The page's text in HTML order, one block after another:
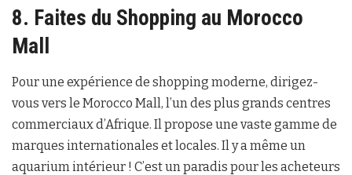
8. Faites du Shopping au Morocco
Mall
Pour une expérience de shopping moderne, dirigez-
vous vers le Morocco Mall, l’un des plus grands centres
commerciaux d’Afrique. Il propose une vaste gamme de
marques internationales et locales. Il y a même un
aquarium intérieur ! C’est un paradis pour les acheteurs